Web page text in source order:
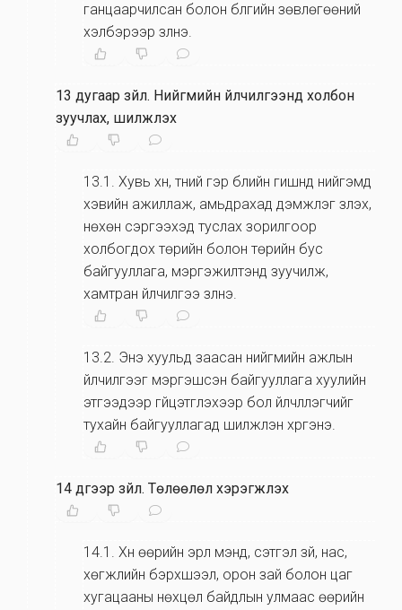
ганцаарчилсан болон бүлгийн зөвлөгөөний
хэлбэрээр үзүүлнэ.
13 дугаар зүйл. Нийгмийн үйлчилгээнд холбон
зуучлах, шилжүүлэх
13.1 . Хувь хүн, түүний гэр бүлийн гишүүнд нийгэмд
хэвийн ажиллаж, амьдрахад дэмжлэг үзүүлэх,
нөхөн сэргээхэд туслах зорилгоор
холбогдох төрийн болон төрийн бус
байгууллага, мэргэжилтэнд зуучилж,
хамтран үйлчилгээ үзүүлнэ.
13.2. Энэ хуульд заасан нийгмийн ажлын
үйлчилгээг мэргэшсэн байгууллага хуулийн
этгээдээр гүйцэтгүүлэхээр бол үйлчлүүлэгчийг
тухайн байгууллагад шилжүүлэн хүргэнэ.
14 дүгээр зүйл. Төлөөлөл хэрэгжүүлэх
14.1 . Хүн өөрийн эрүүл мэнд, сэтгэл зүй, нас,
хөгжлийн бэрхшээл, орон зай болон цаг
хугацааны нөхцөл байдлын улмаас өөрийн